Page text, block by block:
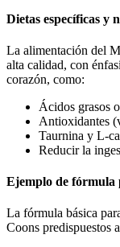
Dietas específicas y
La alimentación del
alta calidad, con
corazón, como:
Ácidos grasos
Antioxidantes
Taurnina y L-
Reducir la
Ejemplo de fórmula
La fórmula básica
Coons predispuestos